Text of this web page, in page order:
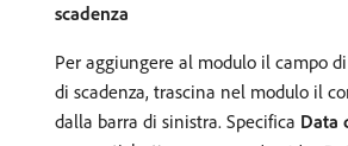
scadenza
Per aggiungere al modulo il campo
di scadenza, trascina nel modulo il
dalla barra di sinistra. Specifica Data